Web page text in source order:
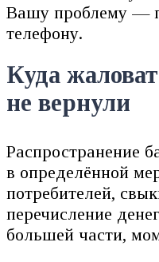
Вашу проблему —
телефону.
Куда
не вернули
Распространение
в определённой
потребителей,
перечисление
большей части,